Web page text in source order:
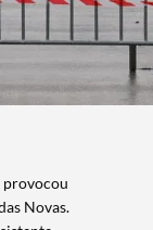
provocou
Novas.